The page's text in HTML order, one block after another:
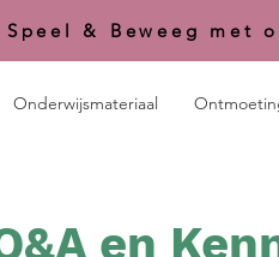
Speel & Beweeg met
Onderwijsmateriaal
en